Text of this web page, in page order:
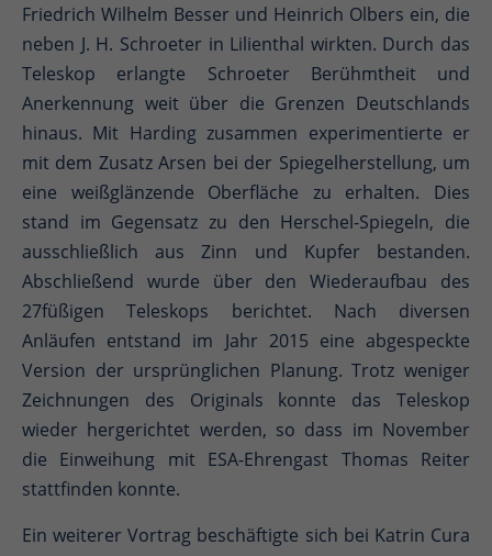
Friedrich Wilhelm Besser und Heinrich Olbers ein, die
neben J. H. Schroeter in Lilienthal wirkten. Durch das
Teleskop erlangte Schroeter Berühmtheit und
Anerkennung weit über die Grenzen Deutschlands
hinaus. Mit Harding zusammen experimentierte er
mit dem Zusatz Arsen bei der Spiegelherstellung, um
eine weißglänzende Oberfläche zu erhalten. Dies
stand im Gegensatz zu den Herschel-Spiegeln, die
ausschließlich aus Zinn und Kupfer bestanden.
Abschließend wurde über den Wiederaufbau des
27füßigen Teleskops berichtet. Nach diversen
Anläufen entstand im Jahr 2015 eine abgespeckte
Version der ursprünglichen Planung. Trotz weniger
Zeichnungen des Originals konnte das Teleskop
wieder hergerichtet werden, so dass im November
die Einweihung mit ESA-Ehrengast Thomas Reiter
stattfinden konnte.
Ein weiterer Vortrag beschäftigte sich bei Katrin Cura